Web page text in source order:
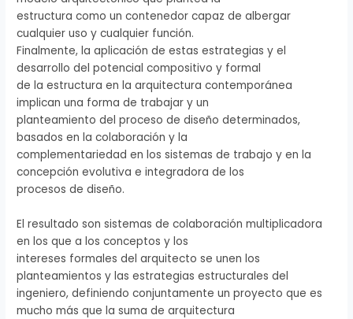
estructura como un contenedor capaz de albergar
cualquier uso y cualquier función.
Finalmente, la aplicación de estas estrategias y el
desarrollo del potencial compositivo y formal
de la estructura en la arquitectura contemporánea
implican una forma de trabajar y un
planteamiento del proceso de diseño determinados,
basados en la colaboración y la
complementariedad en los sistemas de trabajo y en la
concepción evolutiva e integradora de los
procesos de diseño.
El resultado son sistemas de colaboración multiplicadora
en los que a los conceptos y los
intereses formales del arquitecto se unen los
planteamientos y las estrategias estructurales del
ingeniero, definiendo conjuntamente un proyecto que es
mucho más que la suma de arquitectura